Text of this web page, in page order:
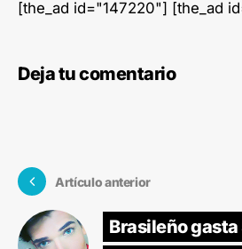
[the_ad id="147220"] [the_ad
Deja tu comentario
Artículo anterior
Brasileño